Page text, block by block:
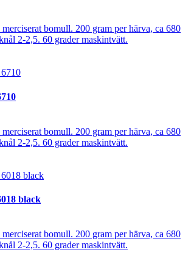
bomull. 200 gram per härva, ca 680
2-2,5. 60 grader maskintvätt.
bomull. 200 gram per härva, ca 680
2-2,5. 60 grader maskintvätt.
black
bomull. 200 gram per härva, ca 680
2-2,5. 60 grader maskintvätt.